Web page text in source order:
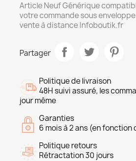
Article Neuf Générique
votre commande sous
vente à distance Infoboutik.fr
Partager
Politique de livraison
48H suivi assuré, les
jour même
Garanties
6 mois à 2 ans (en fonction
Politique retours
Rétractation 30 jours